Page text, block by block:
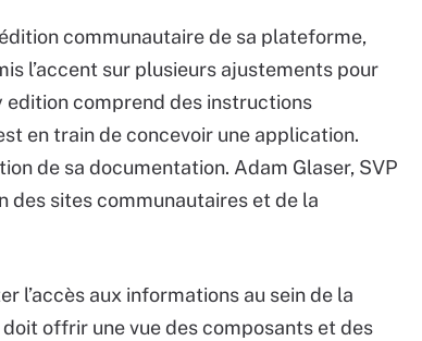
communautaire de sa plateforme,
l’accent sur plusieurs ajustements pour
edition comprend des instructions
en train de concevoir une application.
de sa documentation. Adam Glaser, SVP
des sites communautaires et de la
l’accès aux informations au sein de la
offrir une vue des composants et des